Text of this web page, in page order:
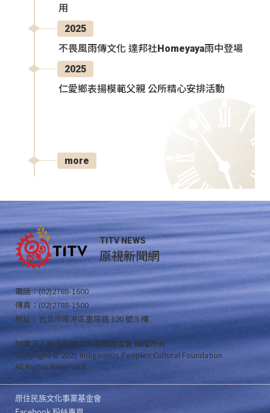
用
2025
不畏風雨傳文化 達邦社Homeyaya雨中登場
2025
仁愛鄉表揚模範父親 公所精心安排活動
more
TITV NEWS
原視新聞網
電話：(02)2788-1600
傳真：(02)2788-1500
地址：台北市南港區重陽路 120 號 5 樓
財團法人原住民族文化事業基金會 版權所有
Copyright © 2021 Indigenous Peoples Cultural Foundation
All Rights Reserved .
原住民族文化事業基金會